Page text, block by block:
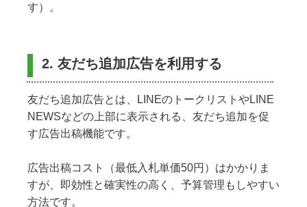
す）。
2. 友だち追加広告を利用する
友だち追加広告とは、LINEのトークリストやLINE
NEWSなどの上部に表示される、友だち追加を促
す広告出稿機能です。
広告出稿コスト（最低入札単価50円）はかかりま
すが、即効性と確実性の高く、予算管理もしやすい
方法です。